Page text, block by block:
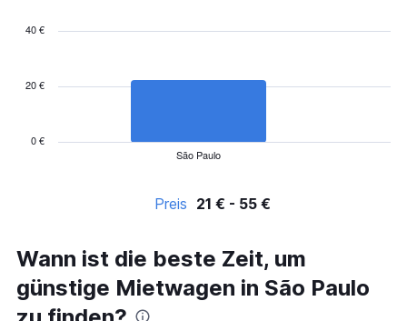
The
categories.
The
chart
has
São Paulo
0 €
20 €
40 €
Preis 21 € - 55 €
Wann ist die beste Zeit, um
günstige Mietwagen in São Paulo